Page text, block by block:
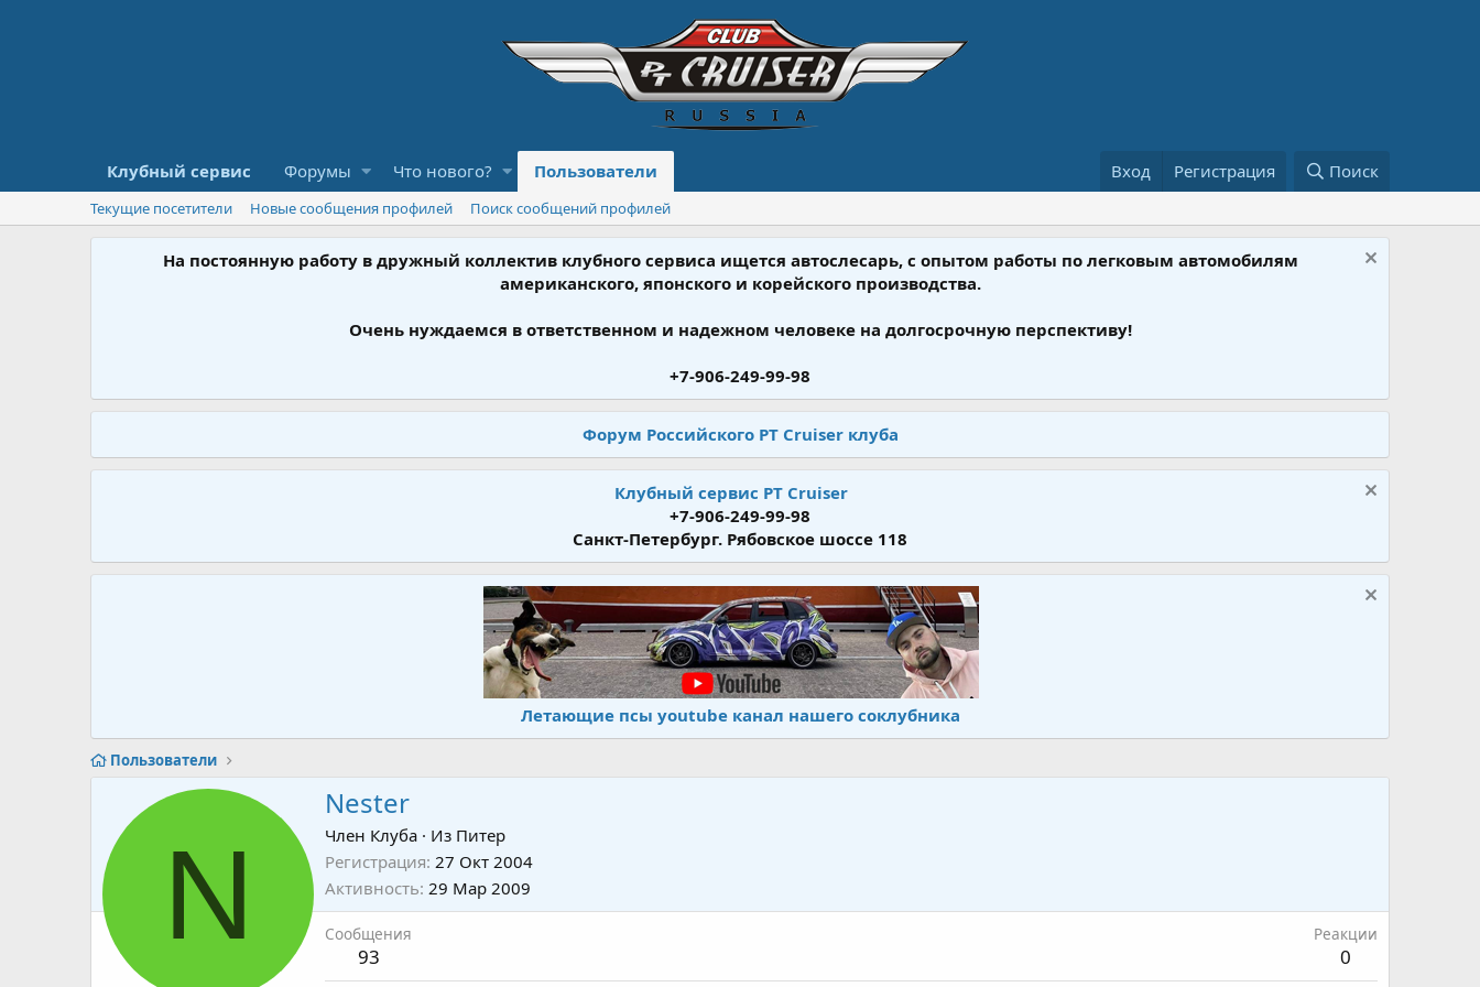
Клубный сервис Форумы Что нового? Пользователи Вход Регистрация Поиск
Текущие посетители Новые сообщения профилей Поиск сообщений профилей
На постоянную работу в дружный коллектив клубного сервиса ищется автослесарь, с опытом работы по легковым автомобилям
американского, японского и корейского производства.
Очень нуждаемся в ответственном и надежном человеке на долгосрочную перспективу!
+7-906-249-99-98
Форум Российского PT Cruiser клуба
Клубный сервис PT Cruiser
+7-906-249-99-98
Санкт-Петербург. Рябовское шоссе 118
Летающие псы youtube канал нашего соклубника
Пользователи
N
Nester
Член Клуба · Из Питер
Регистрация 27 Окт 2004
Активность 29 Мар 2009
Сообщения
93
Реакции
0